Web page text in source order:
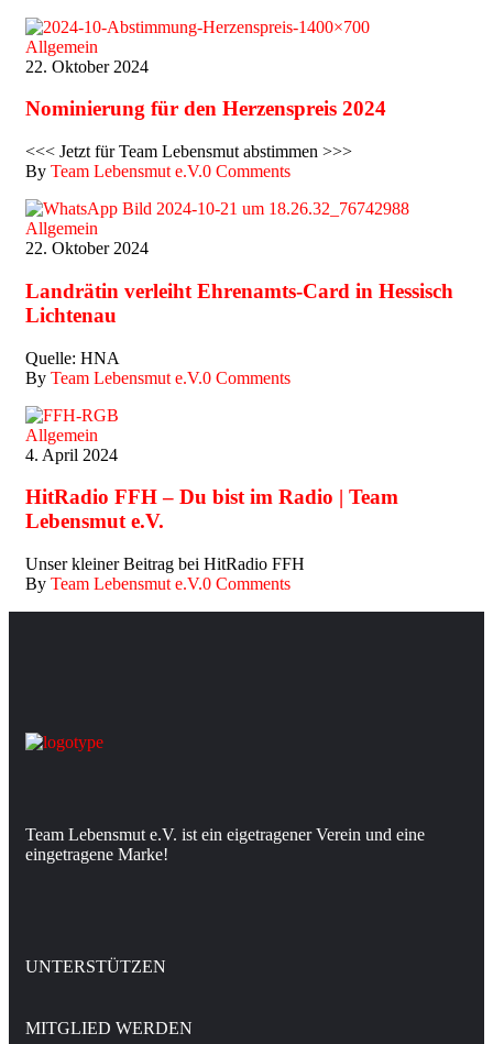
Allgemein
22. Oktober 2024
Nominierung für den Herzenspreis 2024
<<< Jetzt für Team Lebensmut abstimmen >>>
By Team Lebensmut e.V.0 Comments
Allgemein
22. Oktober 2024
Landrätin verleiht Ehrenamts-Card in Hessisch
Lichtenau
Quelle: HNA
By Team Lebensmut e.V.0 Comments
Allgemein
4. April 2024
HitRadio FFH – Du bist im Radio | Team
Lebensmut e.V.
Unser kleiner Beitrag bei HitRadio FFH
By Team Lebensmut e.V.0 Comments
Team Lebensmut e.V. ist ein eigetragener Verein und eine
eingetragene Marke!
UNTERSTÜTZEN
MITGLIED WERDEN